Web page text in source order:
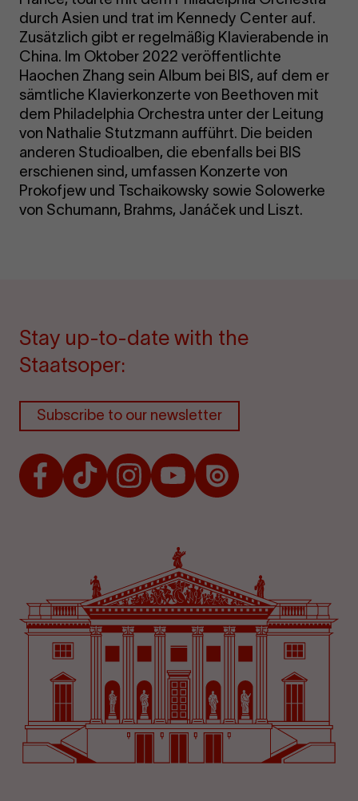
durch Asien und trat im Kennedy Center auf.
Zusätzlich gibt er regelmäßig Klavierabende in
China. Im Oktober 2022 veröffentlichte
Haochen Zhang sein Album bei BIS, auf dem er
sämtliche Klavierkonzerte von Beethoven mit
dem Philadelphia Orchestra unter der Leitung
von Nathalie Stutzmann aufführt. Die beiden
anderen Studioalben, die ebenfalls bei BIS
erschienen sind, umfassen Konzerte von
Prokofjew und Tschaikowsky sowie Solowerke
von Schumann, Brahms, Janáček und Liszt.
Stay up-to-date with the
Staatsoper:
Subscribe to our newsletter
FacebookTikTokInstagramYoutubeIssuu